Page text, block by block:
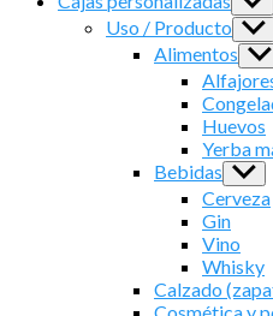
sub
Uso / Producto Show
sub
Alimentos
sub
Huevos
Yerba
Bebidas Show
sub
menu
Cerveza
Gin
Vino
Whisky
Calzado